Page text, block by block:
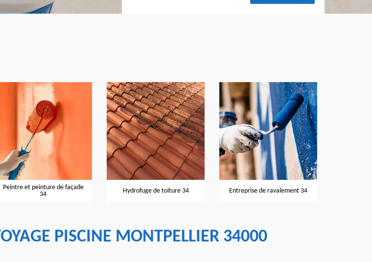
Hydrofuge de toiture 34 Entreprise de ravalement 34
Nettoyage et pose de gouttières
34
PISCINE MONTPELLIER 34000